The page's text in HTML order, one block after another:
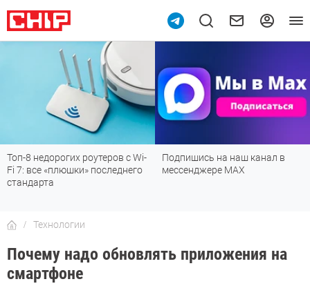
Топ-8 недорогих роутеров с Wi-
Fi 7: все «плюшки» последнего
стандарта
Подпишись на наш канал в
мессенджере МАХ
Технологии
Почему надо обновлять приложения на
смартфоне